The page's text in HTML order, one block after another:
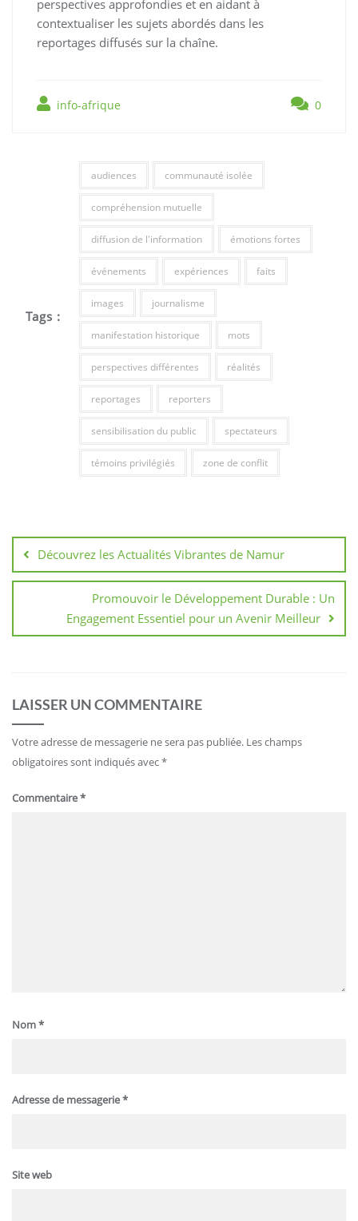
perspectives approfondies et en aidant à
contextualiser les sujets abordés dans les
reportages diffusés sur la chaîne.
info-afrique 0
Tags :
audiences communauté isolée
compréhension mutuelle
diffusion de l'information émotions fortes
événements expériences faits
images journalisme
manifestation historique mots
perspectives différentes réalités
reportages reporters
sensibilisation du public spectateurs
témoins privilégiés zone de conflit
de
l’article
Découvrez les Actualités Vibrantes de Namur
Promouvoir le Développement Durable : Un
Engagement Essentiel pour un Avenir Meilleur
LAISSER UN COMMENTAIRE
Votre adresse de messagerie ne sera pas publiée. Les champs
obligatoires sont indiqués avec*
Commentaire*
Nom*
Adresse de messagerie*
Site web